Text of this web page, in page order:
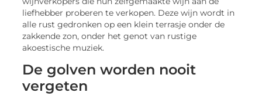
liefhebber proberen te verkopen. Deze wijn wordt in
alle rust gedronken op een klein terrasje onder de
zakkende zon, onder het genot van rustige
akoestische muziek.
De golven worden nooit
vergeten